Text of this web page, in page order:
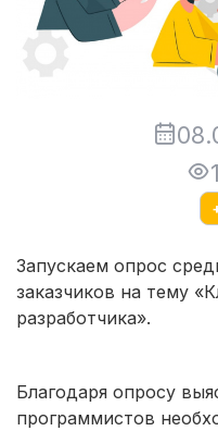
Запускаем опрос
заказчиков на тему
разработчика».
Благодаря опросу
программистов